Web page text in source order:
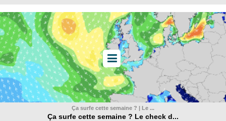
Ça surfe cette semaine ? | Le ...
Ça surfe cette semaine ? Le check d...